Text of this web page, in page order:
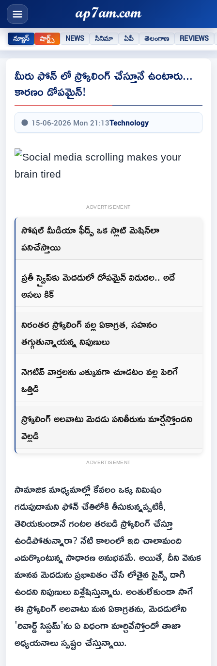
న్యూస్ షార్ట్స్ NEWS సినిమా ఏపీ తెలంగాణ REVIEWS
మీరు ఫోన్ లో స్క్రోలింగ్ చేస్తూనే ఉంటారు...
కారణం డోపమైన్!
15-06-2026 Mon 21:13Technology
ADVERTISEMENT
సోషల్ మీడియా ఫీడ్స్ ఒక స్లాట్ మెషిన్‌లా
పనిచేస్తాయి
ప్రతీ స్వైప్‌కు మెదడులో డోపమైన్ విడుదల.. అదే
అసలు కిక్
నిరంతర స్క్రోలింగ్ వల్ల ఏకాగ్రత, సహనం
తగ్గుతున్నాయన్న నిపుణులు
నెగటివ్ వార్తలను ఎక్కువగా చూడటం వల్ల పెరిగే
ఒత్తిడి
స్క్రోలింగ్ అలవాటు మెదడు పనితీరును మార్చేస్తోందని
వెల్లడి
ADVERTISEMENT
సామాజిక మాధ్యమాల్లో కేవలం ఒక్క నిమిషం
గడుపుదామని ఫోన్ చేతిలోకి తీసుకున్నప్పటికీ,
తెలియకుండానే గంటల తరబడి స్క్రోలింగ్ చేస్తూ
ఉండిపోతున్నారా? నేటి కాలంలో ఇది చాలామంది
ఎదుర్కొంటున్న సాధారణ అనుభవమే. అయితే, దీని వెనుక
మానవ మెదడును ప్రభావితం చేసే లోతైన సైన్స్ దాగి
ఉందని నిపుణులు విశ్లేషిస్తున్నారు. అంతులేకుండా సాగే
ఈ స్క్రోలింగ్ అలవాటు మన ఏకాగ్రతను, మెదడులోని
'రివార్డ్ సిస్టమ్‌'ను ఏ విధంగా మార్చివేస్తోందో తాజా
అధ్యయనాలు స్పష్టం చేస్తున్నాయి.